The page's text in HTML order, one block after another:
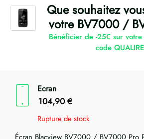
Que souhaitez
votre BV7000 /
Bénéficier de -25€ sur
code
Ecran
104,90 €
Rupture de stock